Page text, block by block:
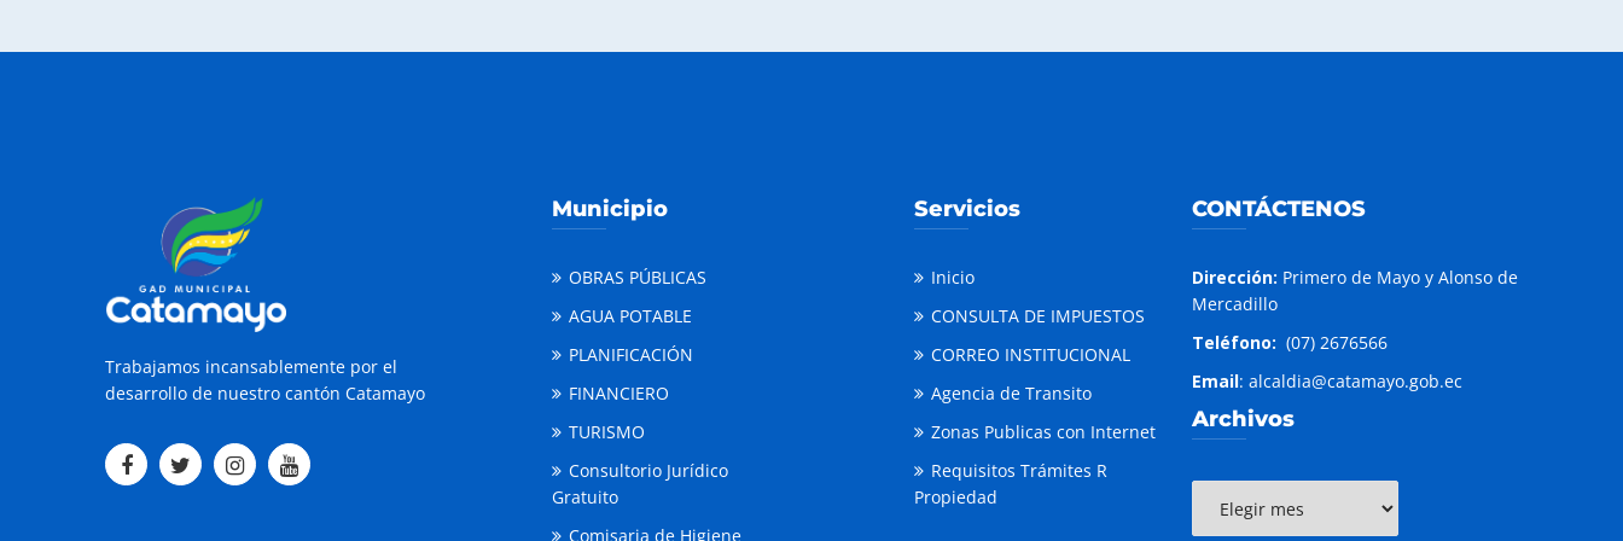
Trabajamos incansablemente por el
desarrollo de nuestro cantón Catamayo
Municipio
OBRAS PÚBLICAS
AGUA POTABLE
PLANIFICACIÓN
FINANCIERO
TURISMO
Consultorio Jurídico
Gratuito
Comisaria de Higiene
Servicios
Inicio
CONSULTA DE IMPUESTOS
CORREO INSTITUCIONAL
Agencia de Transito
Zonas Publicas con Internet
Requisitos Trámites R
Propiedad
CONTÁCTENOS
Dirección: Primero de Mayo y Alonso de
Mercadillo
Teléfono: (07) 2676566
Email: alcaldia@catamayo.gob.ec
Archivos